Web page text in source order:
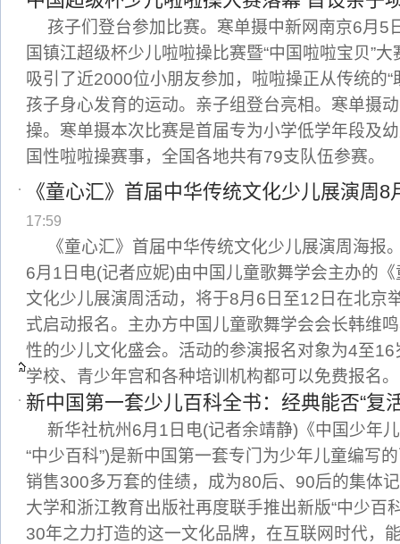
孩子们登台参加比赛。寒单摄中新网南京6月5
国镇江超级杯少儿啦啦操比赛暨“中国啦啦宝贝”
吸引了近2000位小朋友参加，啦啦操正从传统的“
孩子身心发育的运动。亲子组登台亮相。寒单摄
操。寒单摄本次比赛是首届专为小学低学年段及
国性啦啦操赛事，全国各地共有79支队伍参赛。
《童心汇》首届中华传统文化少儿展演周8
17:59
《童心汇》首届中华传统文化少儿展演周海报
6月1日电(记者应妮)由中国儿童歌舞学会主办的
文化少儿展演周活动，将于8月6日至12日在北京
式启动报名。主办方中国儿童歌舞学会会长韩维
性的少儿文化盛会。活动的参演报名对象为4至
学校、青少年宫和各种培训机构都可以免费报名。
新中国第一套少儿百科全书：经典能否“复
新华社杭州6月1日电(记者余靖静)《中国少年
“中少百科”)是新中国第一套专门为少年儿童编写
销售300多万套的佳绩，成为80后、90后的集体
大学和浙江教育出版社再度联手推出新版“中少百
30年之力打造的这一文化品牌，在互联网时代，